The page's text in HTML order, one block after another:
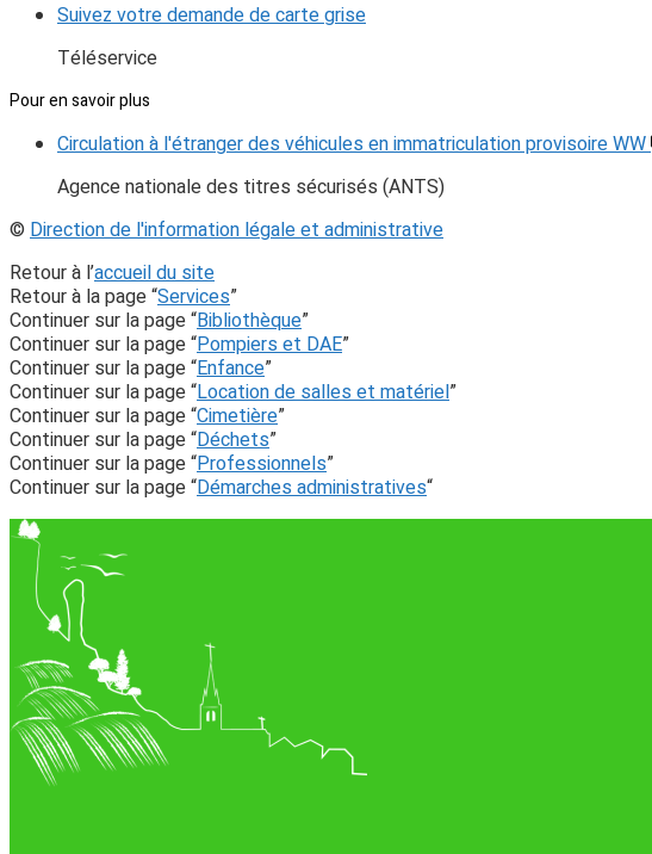
Suivez votre demande de carte grise
Téléservice
Pour en savoir plus
Circulation à l'étranger des véhicules en immatriculation provisoire WW
Agence nationale des titres sécurisés (ANTS)
© Direction de l'information légale et administrative
Retour à l’accueil du site
Retour à la page “Services”
Continuer sur la page “Bibliothèque”
Continuer sur la page “Pompiers et DAE”
Continuer sur la page “Enfance”
Continuer sur la page “Location de salles et matériel”
Continuer sur la page “Cimetière”
Continuer sur la page “Déchets”
Continuer sur la page “Professionnels”
Continuer sur la page “Démarches administratives“